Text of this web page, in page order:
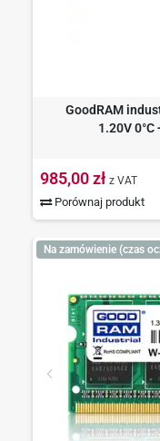
GoodRAM
1.20V 0°C
985,00 zł z VAT
Porównaj produkt
Na zamówienie (czas